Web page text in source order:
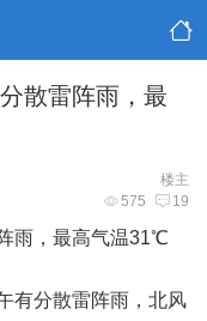
散雷阵雨，最
楼主
575 19
雨，最高气温31℃
有分散雷阵雨，北风